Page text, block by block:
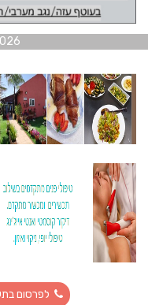
לפרסום בתשלום